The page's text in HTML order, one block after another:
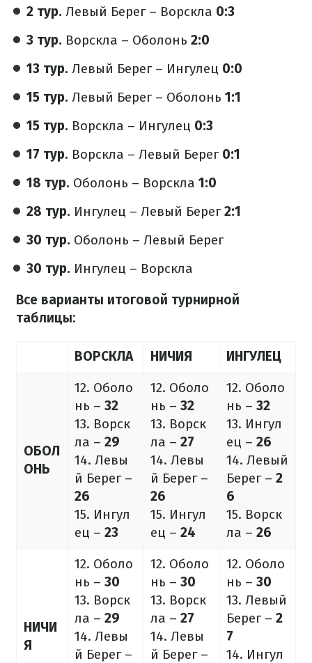
2 тур. Левый Берег – Ворскла 0:3
3 тур. Ворскла – Оболонь 2:0
13 тур. Левый Берег – Ингулец 0:0
15 тур. Левый Берег – Оболонь 1:1
15 тур. Ворскла – Ингулец 0:3
17 тур. Ворскла – Левый Берег 0:1
18 тур. Оболонь – Ворскла 1:0
28 тур. Ингулец – Левый Берег2:1
30 тур. Оболонь – Левый Берег
30 тур. Ингулец – Ворскла
Все варианты итоговой турнирной
таблицы:
ВОРСКЛА НИЧИЯ ИНГУЛЕЦ
ОБОЛ
ОНЬ
12. Оболо
нь – 32
13. Ворск
ла – 29
14. Левы
й Берег –
26
15. Ингул
ец – 23
12. Оболо
нь – 32
13. Ворск
ла – 27
14. Левы
й Берег –
26
15. Ингул
ец – 24
12. Оболо
нь – 32
13. Ингул
ец – 26
14. Левый
Берег – 2
6
15. Ворск
ла – 26
НИЧИ
Я
12. Оболо
нь – 30
13. Ворск
ла – 29
14. Левы
й Берег –
12. Оболо
нь – 30
13. Ворск
ла – 27
14. Левы
й Берег –
12. Оболо
нь – 30
13. Левый
Берег – 2
7
14. Ингул